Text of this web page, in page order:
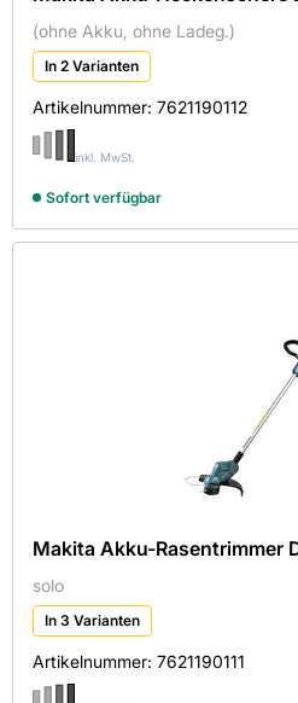
Schneid- und Trenngeräte
18
Artikeltyp
Akku-Heckenschere
Schnittleistung max in mm
520
(ohne Akku, ohne Ladeg.)
In 2 Varianten
Artikelnummer: 7621190112
inkl. MwSt.
Sofort verfügbar
Makita Akku-Rasentrimmer
solo
In 3 Varianten
Artikelnummer: 7621190111